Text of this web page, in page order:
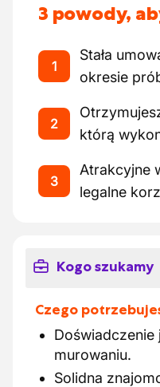
3 powody,
1
Stała
okresie
2
którą
3
Atrakcyjne
legalne
Kogo szukamy
Czego
murowaniu.
Solidna